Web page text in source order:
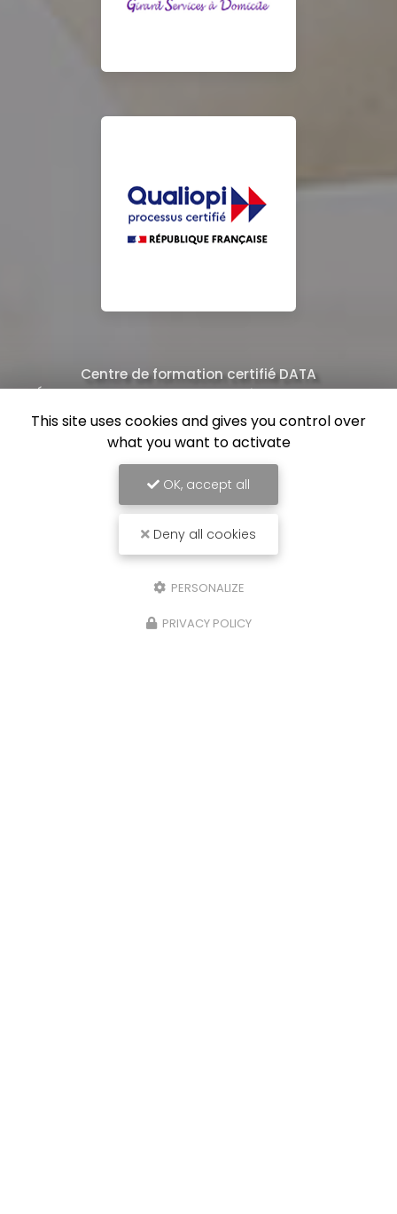
Centre de formation certifié DATA
Équipe de professionnels formés au nettoyage
This site uses cookies and gives you control over
what you want to activate
OK, accept all
Deny all cookies
PERSONALIZE
PRIVACY POLICY